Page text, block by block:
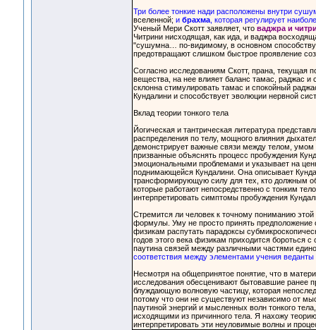
Три более тонкие нади расположены внутри
вселенной; и брахма, которая регулирует
Ученый Мери Скотт заявляет, что ваджра и
Читрини нисходящая, как ида, и ваджра
"сушумна… по-видимому, в основном
предотвращают слишком быстрое проявление
Согласно исследованиям Скотт, прана, текущая
вещества, на нее влияет баланс тамас, раджас и
склонна стимулировать тамас и спокойный
Кундалини и способствует эволюции нервной
Вклад теории тонкого тела
Йогическая и тантрическая литература
распределения по телу, мощного влияния
демонстрирует важные связи между телом,
призванные объяснять процесс пробуждения
эмоциональными проблемами и указывает на
поднимающейся Кундалини. Она описывает
трансформирующую силу для тех, кто должным
которые работают непосредственно с тонким
интерпретировать симптомы пробуждения
Стремится ли человек к точному пониманию
формулы. Уму не просто принять
физикам распутать парадоксы
годов этого века физикам приходится бороться
паутина связей между различными частями
соответствия между элементами учения
Несмотря на общепринятое понятие, что в
исследования обесценивают бытовавшие ранее
блуждающую волновую частицу, которая
потому что они не существуют независимо от
паутиной энергий и мысленных волн тонкого
исходящими из причинного тела. Я нахожу
интерпретировать эти неуловимые волны и